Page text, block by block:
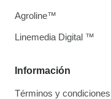
Información
Términos y condiciones
Agroline™
Linemedia Digital ™